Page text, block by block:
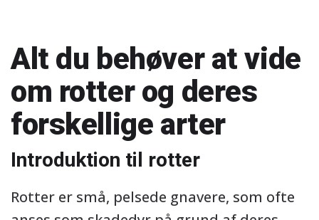
Alt du behøver at vide
om rotter og deres
forskellige arter
Introduktion til rotter
Rotter er små, pelsede gnavere, som ofte